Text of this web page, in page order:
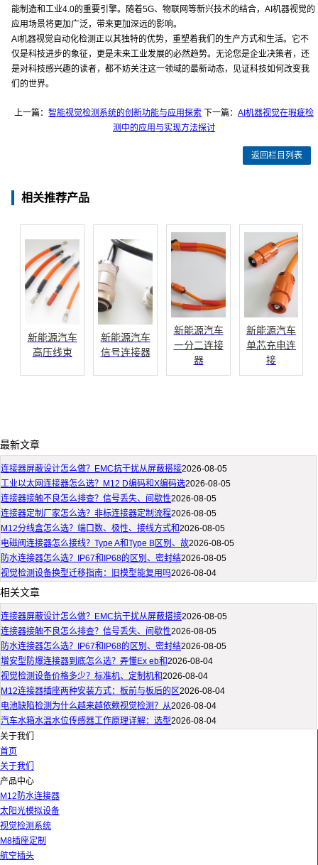
能制造和工业4.0的重要引擎。随着5G、物联网等新兴技术的结合，AI机器视觉的
应用场景将更加广泛，带来更加深远的影响。
AI机器视觉自动化检测正以其独特的优势，重塑着我们的生产方式和生活。它不
仅是科技进步的象征，更是未来工业发展的必然趋势。无论您是企业决策者，还
是对科技感兴趣的读者，都不妨关注这一领域的最新动态，见证科技如何改变我
们的世界。
上一篇：智能视觉检测系统的创新功能与应用探索 下一篇：AI机器视觉在瑕疵检
测中的应用与实现方法探讨
返回栏目列表
相关推荐产品
新能源汽车
高压线束
新能源汽车
信号连接器
新能源汽车
一分二连接
器
新能源汽车
单芯充电连
接
最新文章
连接器屏蔽设计怎么做？EMC抗干扰从屏蔽搭接2026-08-05
工业以太网连接器怎么选？M12 D编码和X编码选2026-08-05
连接器接触不良怎么排查？信号丢失、间歇性2026-08-05
连接器定制厂家怎么选？非标连接器定制流程2026-08-05
M12分线盒怎么选？端口数、极性、接线方式和2026-08-05
电磁阀连接器怎么接线？Type A和Type B区别、故2026-08-05
防水连接器怎么选？IP67和IP68的区别、密封结2026-08-05
视觉检测设备换型迁移指南：旧模型能复用吗2026-08-04
相关文章
连接器屏蔽设计怎么做？EMC抗干扰从屏蔽搭接2026-08-05
连接器接触不良怎么排查？信号丢失、间歇性2026-08-05
防水连接器怎么选？IP67和IP68的区别、密封结2026-08-05
增安型防爆连接器到底怎么选？弄懂Ex eb和2026-08-04
视觉检测设备价格多少？标准机、定制机和2026-08-04
M12连接器插座两种安装方式：板前与板后的区2026-08-04
电池缺陷检测为什么越来越依赖视觉检测？从2026-08-04
汽车水箱水温水位传感器工作原理详解：选型2026-08-04
关于我们
首页
关于我们
产品中心
M12防水连接器
太阳光模拟设备
视觉检测系统
M8插座定制
航空插头